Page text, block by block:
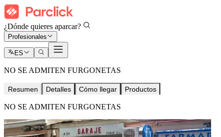
¿Dónde quieres aparcar?
Profesionales
ES
NO SE ADMITEN FURGONETAS
Resumen Detalles Cómo llegar Productos
NO SE ADMITEN FURGONETAS